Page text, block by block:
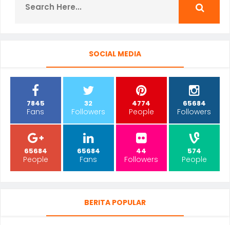
SOCIAL MEDIA
7845
Fans
32
Followers
4774
People
65684
Followers
65684
People
65684
Fans
44
Followers
574
People
BERITA POPULAR